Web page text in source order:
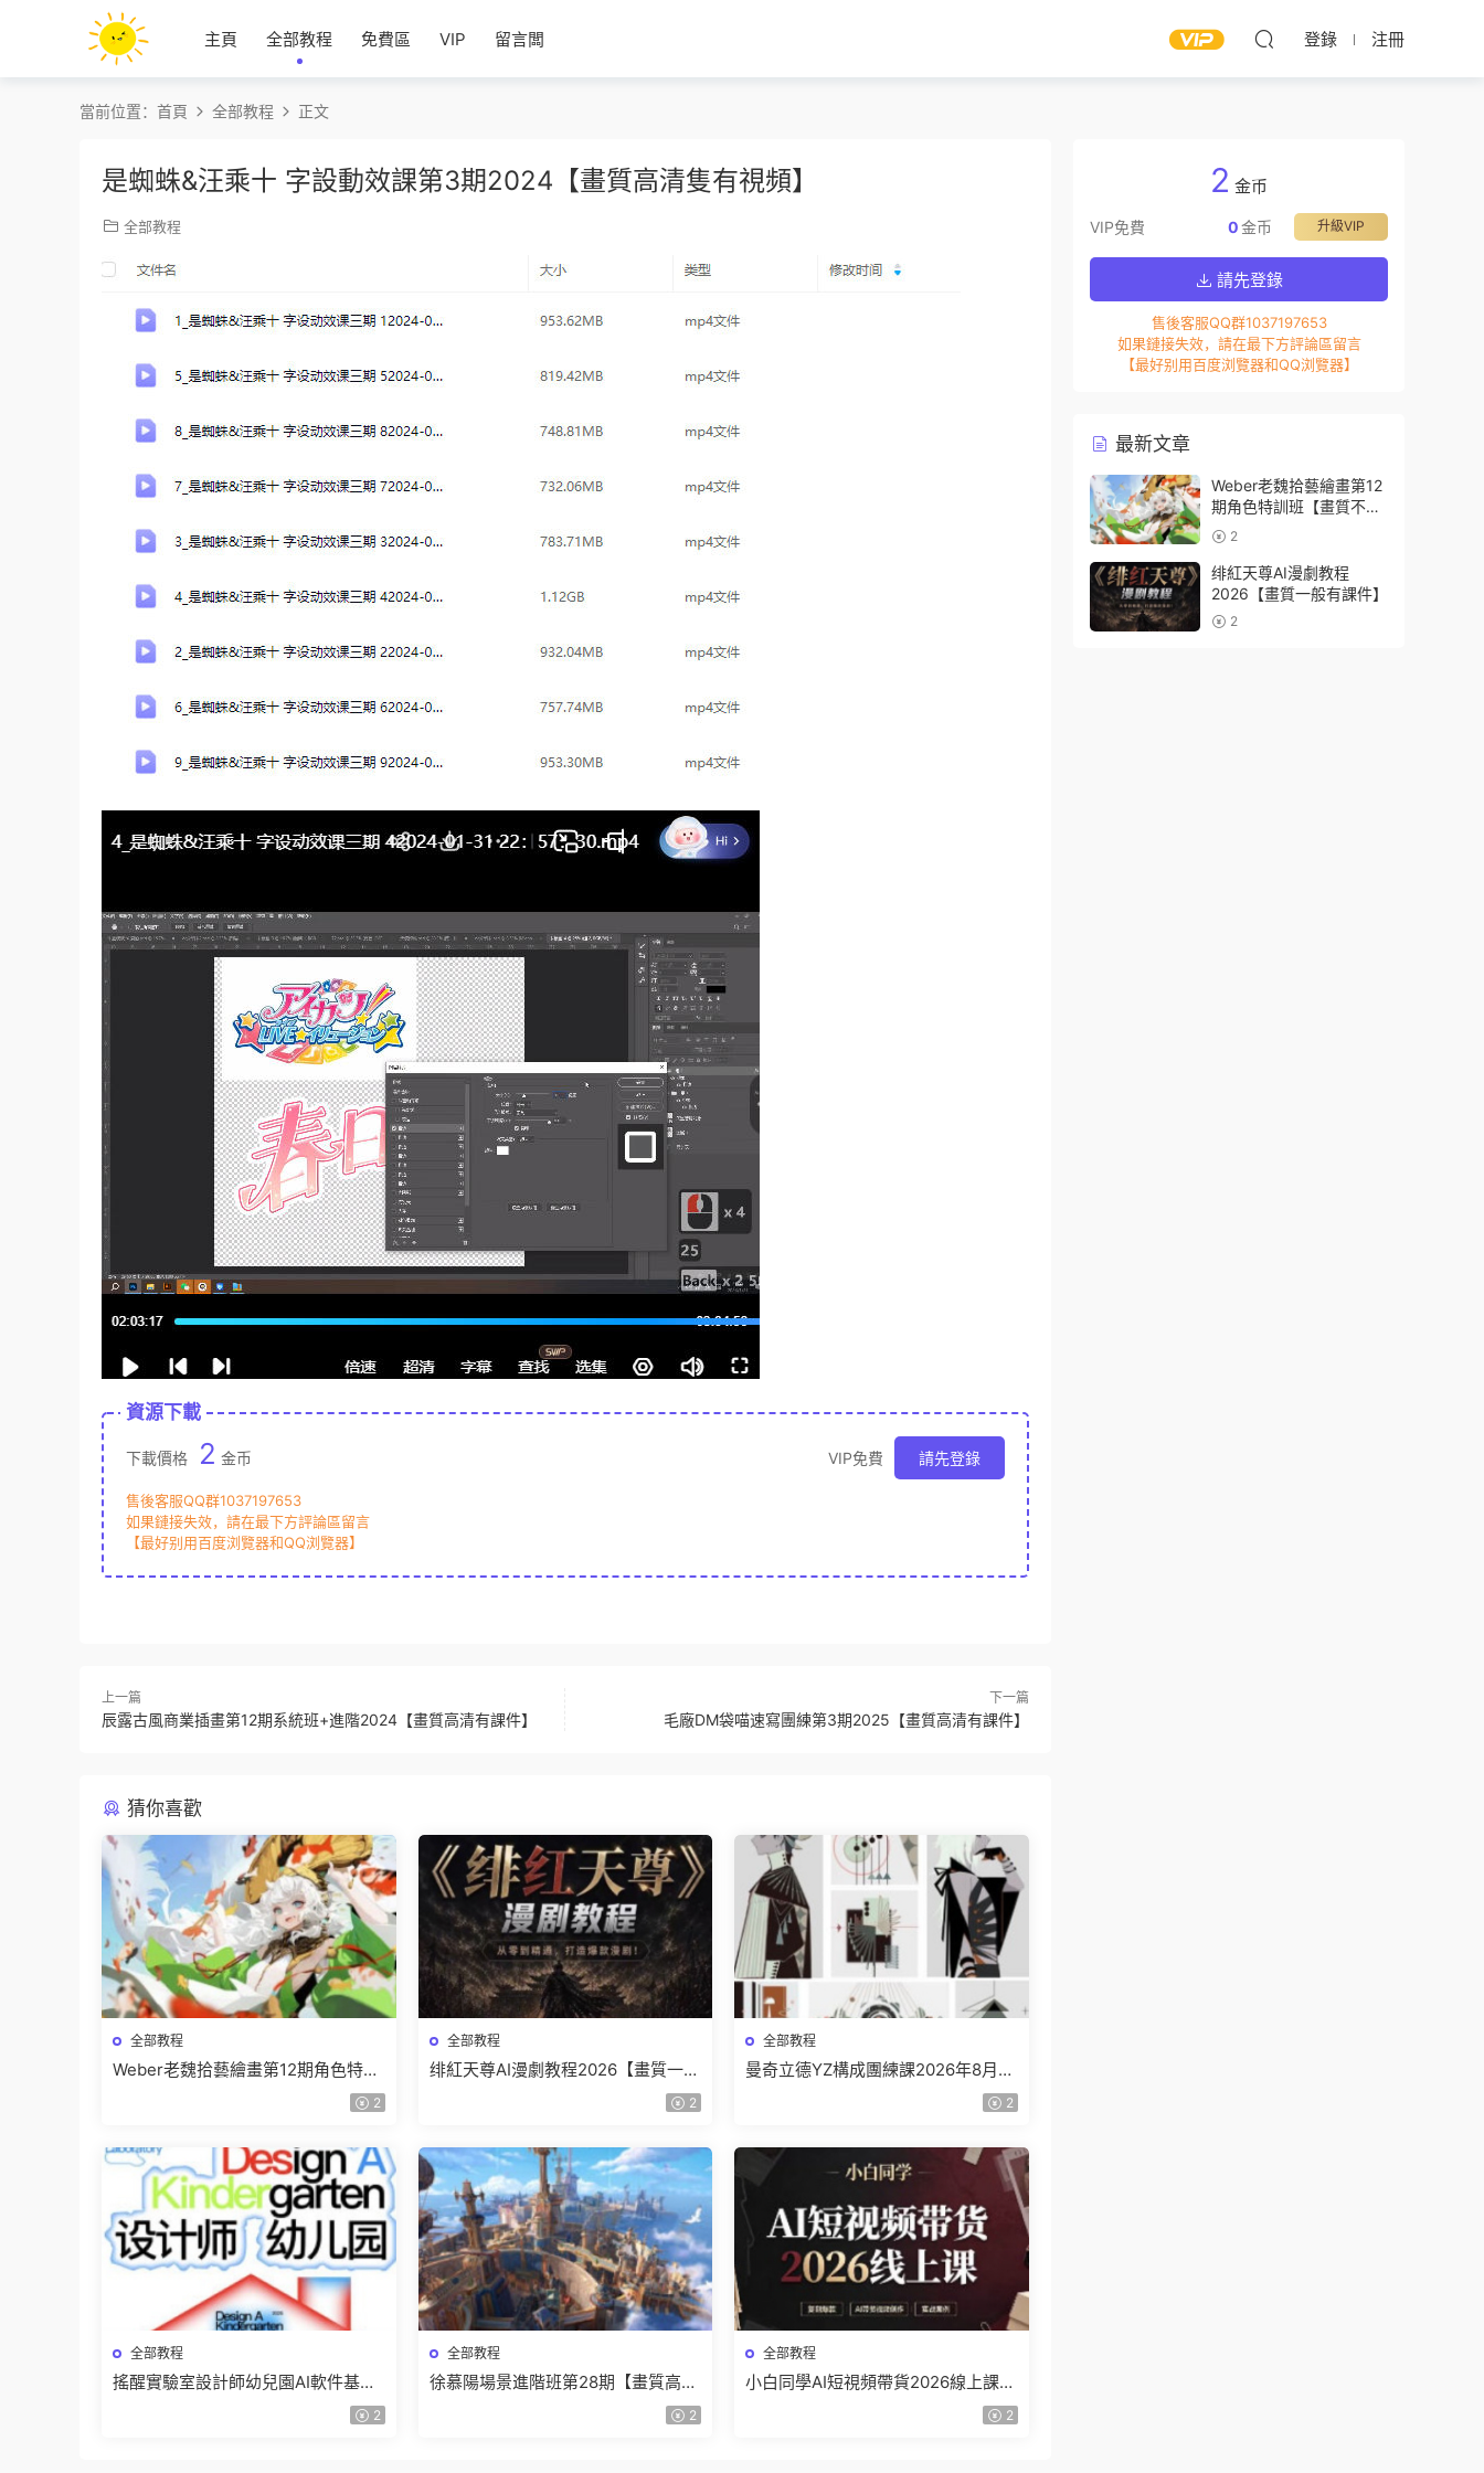
主頁 全部教程 免費區 VIP 留言闆 登錄 注冊
當前位置： 首頁 全部教程 正文
是蜘蛛&汪乘十 字設動效課第3期2024【畫質高清隻有視頻】
全部教程
資源下載
下載價格 2 金币 VIP免費 請先登錄
售後客服QQ群1037197653
如果鏈接失效，請在最下方評論區留言
【最好别用百度浏覽器和QQ浏覽器】
上一篇
辰露古風商業插畫第12期系統班+進階2024【畫質高清有課件】
下一篇
毛廠DM袋喵速寫團練第3期2025【畫質高清有課件】
猜你喜歡
全部教程
Weber老魏拾藝繪畫第12期角色特訓
2
全部教程
绯紅天尊AI漫劇教程2026【畫質一般
2
全部教程
曼奇立德YZ構成團練課2026年8月已
2
全部教程
搖醒實驗室設計師幼兒園AI軟件基礎
2
全部教程
徐慕陽場景進階班第28期【畫質高清
2
全部教程
小白同學AI短視頻帶貨2026線上課
2
2 金币
VIP免費 升級VIP
0金币
請先登錄
售後客服QQ群1037197653
如果鏈接失效，請在最下方評論區留言
【最好别用百度浏覽器和QQ浏覽器】
最新文章
Weber老魏拾藝繪畫第12
期角色特訓班【畫質不錯
隻有視頻】
2
绯紅天尊AI漫劇教程
2026【畫質一般有課件】
2